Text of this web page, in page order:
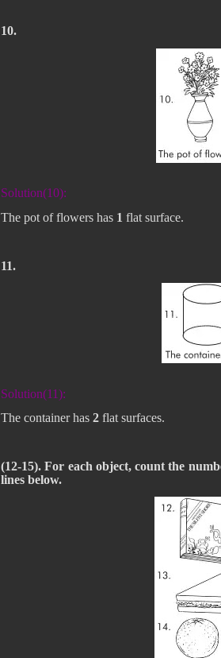
10.
Solution(10):
The pot of flowers has 1 flat surface.
11.
Solution(11):
The container has 2 flat surfaces.
(12-15). For each object, count the
lines below.